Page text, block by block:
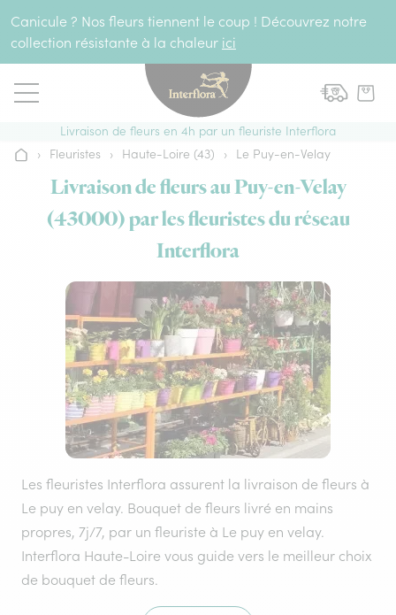
Canicule ? Nos fleurs tiennent le coup ! Découvrez notre
collection résistante à la chaleur ici
Livraison de fleurs en 4h par un fleuriste Interflora
Accueil
› Fleuristes › Haute-Loire (43) › Le Puy-en-Velay
Livraison de fleurs au Puy-en-Velay
(43000) par les fleuristes du réseau
Interflora
Les fleuristes Interflora assurent la livraison de fleurs à
Le puy en velay. Bouquet de fleurs livré en mains
propres, 7j/7, par un fleuriste à Le puy en velay.
Interflora Haute-Loire vous guide vers le meilleur choix
de bouquet de fleurs.